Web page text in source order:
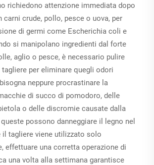
richiedono attenzione immediata dopo
carni crude, pollo, pesce o uova, per
di germi come Escherichia coli e
si manipolano ingredienti dal forte
aglio o pesce, è necessario pulire
per eliminare quegli odori
neppure procrastinare la
di succo di pomodoro, delle
o delle discromie causate dalla
possono danneggiare il legno nel
il tagliere viene utilizzato solo
effettuare una corretta operazione di
una volta alla settimana garantisce